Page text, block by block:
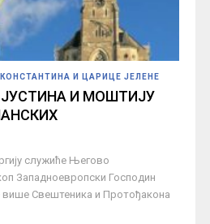
И ЦАРИЦЕ ЈЕЛЕНЕ
И МОШТИЈУ
служиће Његово
Западноевропски Господин
Свештеника и Протођакона